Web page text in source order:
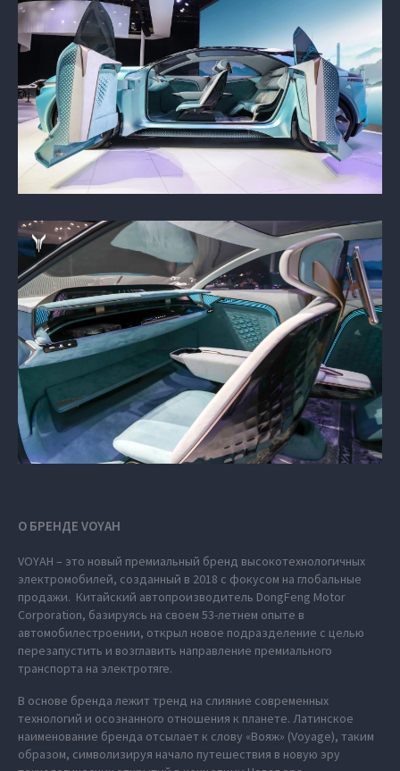
О БРЕНДЕ VOYAH
VOYAH – это новый премиальный бренд высокотехнологичных
электромобилей, созданный в 2018 с фокусом на глобальные
продажи. Китайский автопроизводитель DongFeng Motor
Corporation, базируясь на своем 53-летнем опыте в
автомобилестроении, открыл новое подразделение с целью
перезапустить и возглавить направление премиального
транспорта на электротяге.
В основе бренда лежит тренд на слияние современных
технологий и осознанного отношения к планете. Латинское
наименование бренда отсылает к слову «Вояж» (Voyage), таким
образом, символизируя начало путешествия в новую эру